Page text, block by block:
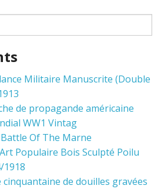
Militaire Manuscrite (Double
de propagande américaine
WW1 Vintag
Of The Marne
Populaire Bois Sculpté Poilu
1918
cinquantaine de douilles gravées